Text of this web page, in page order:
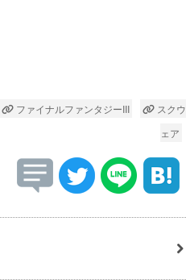
ファイナルファンタジーIII
スクウ
ェア